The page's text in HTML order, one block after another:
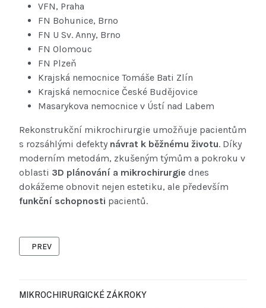
MIKROCHIRURGICKÉ ZÁKROKY
VFN, Praha
FN Bohunice, Brno
FN U Sv. Anny, Brno
FN Olomouc
FN Plzeň
Krajská nemocnice Tomáše Bati Zlín
Krajská nemocnice České Budějovice
Masarykova nemocnice v Ústí nad Labem
Rekonstrukční mikrochirurgie umožňuje pacientům
s rozsáhlými defekty návrat k běžnému životu. Díky
moderním metodám, zkušeným týmům a pokroku v
oblasti 3D plánování a mikrochirurgie dnes
dokážeme obnovit nejen estetiku, ale především
funkční schopnosti pacientů.
PREVIOUS ARTICLE: MIKROCHIRURGICKÁ LÉČBA LYMFEDÉMU
PREV